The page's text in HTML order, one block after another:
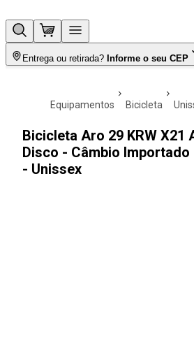
Entrega ou retirada? Informe o seu CEP
equipamentos bicicleta
Bicicleta Aro 29 KRW X21
Disco - Câmbio
- Unissex